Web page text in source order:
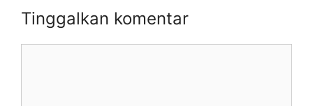
Tinggalkan komentar